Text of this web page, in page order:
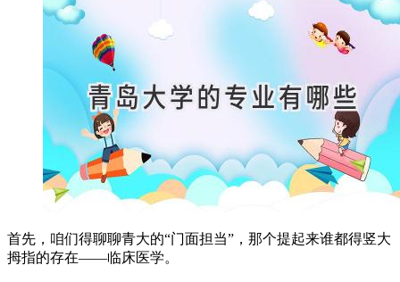
首先，咱们得聊聊青大的“门面担当”，那个提起来谁都得竖大
拇指的存在——临床医学。